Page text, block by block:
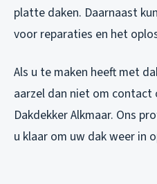
platte daken. Daarnaast
voor reparaties en het
Als u te maken heeft met
aarzel dan niet om contact
Dakdekker Alkmaar. Ons
u klaar om uw dak weer in